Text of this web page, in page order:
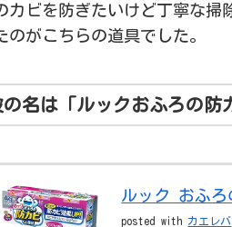
カビを防ぎたいけど丁寧な掃
のがこちらの道具でした。
の名は「ルックおふろの防
ルック おふ
posted with カエレバ